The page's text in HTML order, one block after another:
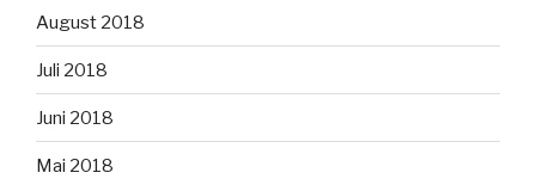
August 2018
Juli 2018
Juni 2018
Mai 2018